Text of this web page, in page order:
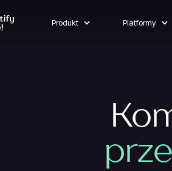
Produkt Platformy